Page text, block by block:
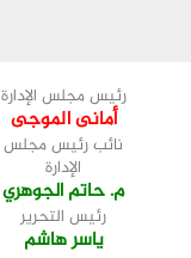
رئيس مجلس الإدارة
أمانى الموجى
نائب رئيس مجلس
الإدارة
م. حاتم الجوهري
رئيس التحرير
ياسر هاشم